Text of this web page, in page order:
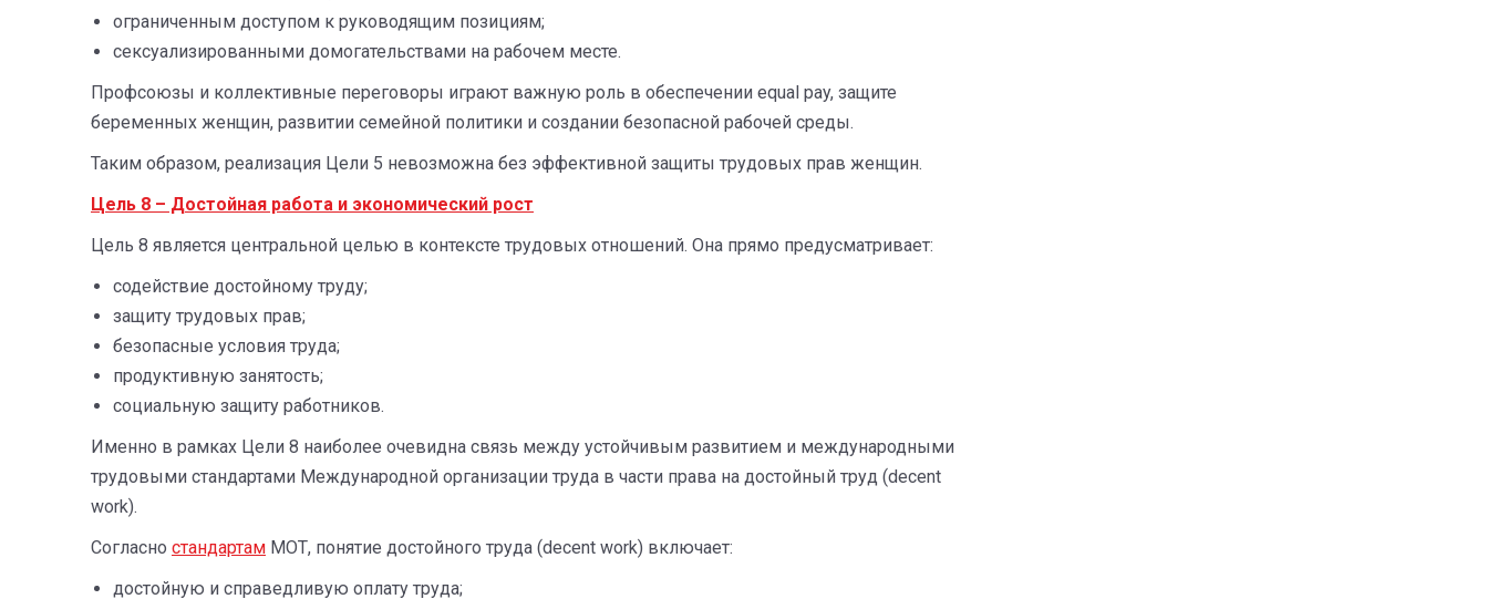
ограниченным доступом к руководящим позициям;
сексуализированными домогательствами на рабочем месте.
Профсоюзы и коллективные переговоры играют важную роль в обеспечении equal pay, защите
беременных женщин, развитии семейной политики и создании безопасной рабочей среды.
Таким образом, реализация Цели 5 невозможна без эффективной защиты трудовых прав женщин.
Цель 8 – Достойная работа и экономический рост
Цель 8 является центральной целью в контексте трудовых отношений. Она прямо предусматривает:
содействие достойному труду;
защиту трудовых прав;
безопасные условия труда;
продуктивную занятость;
социальную защиту работников.
Именно в рамках Цели 8 наиболее очевидна связь между устойчивым развитием и международными
трудовыми стандартами Международной организации труда в части права на достойный труд (decent
work).
Согласно стандартам МОТ, понятие достойного труда (decent work) включает:
достойную и справедливую оплату труда;